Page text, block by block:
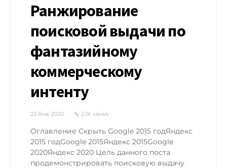
Ранжирование
поисковой выдачи по
фантазийному
коммерческому
интенту
23 Янв 2020 2,1K views
Оглавление Скрыть Google 2015 годЯндекс
2015 годGoogle 2015Яндекс 2015Google
2020Яндекс 2020 Цель данного поста
продемонстрировать поисковую выдачу